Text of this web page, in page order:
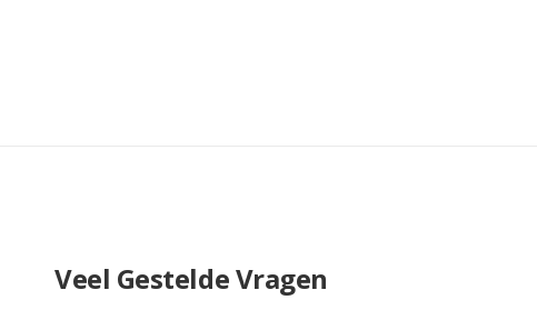
Veel Gestelde Vragen